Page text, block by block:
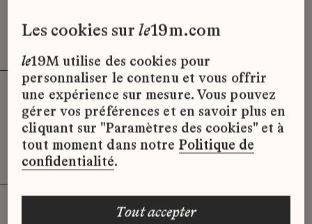
Effacer les filtres (2) x
MONTEUR(SE) SOULIER - CDI
Massaro
le19M, Paris 19ème
CDI
les cookies surle19m.com
le19M utilise des cookies pour
personnaliser le contenu et vous offrir
une expérience sur mesure. Vous pouvez
gérer vos préférences et en savoir plus en
cliquant sur "Paramètres des cookies" et à
tout moment dans notre Politique de
confidentialité.
tout accepter